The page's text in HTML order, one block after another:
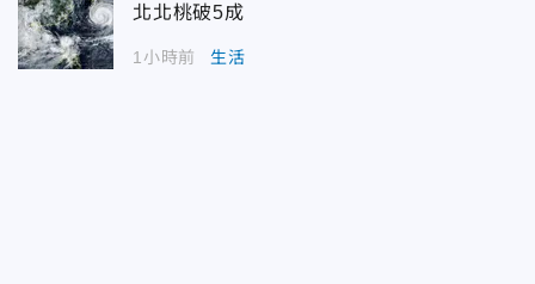
北北桃破5成
1小時前 生活